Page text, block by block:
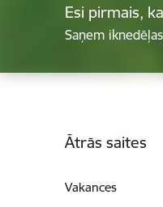
Esi pirmais,
Saņem
Ātrās saites
Vakances